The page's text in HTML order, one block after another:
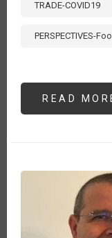
TRADE-COVID19
PERSPECTIVES-
READ